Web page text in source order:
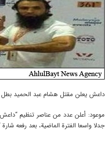
داعش يعلن مقتل هشام عبد الحميد بطل
موعود: أعلن عدد من عناصر تنظيم
جدلا واسعا الفترة الماضية، بعد رفعه